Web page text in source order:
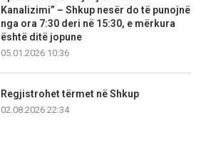
Kanalizimi” – Shkup nesër do të punojnë
nga ora 7:30 deri në 15:30, e mërkura
është ditë jopune
05.01.2026 10:36
Regjistrohet tërmet në Shkup
02.08.2026 22:34